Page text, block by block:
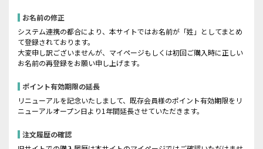
お名前の修正
システム連携の都合により、本サイトではお名前が「姓」としてまとめ
て登録されております。
大変申し訳ございませんが、マイページもしくは初回ご購入時に正しい
お名前の再登録をお願い申し上げます。
ポイント有効期限の延長
リニューアルを記念いたしまして、既存会員様のポイント有効期限をリ
ニューアルオープン日より1年間延長させていただきます。
注文履歴の確認